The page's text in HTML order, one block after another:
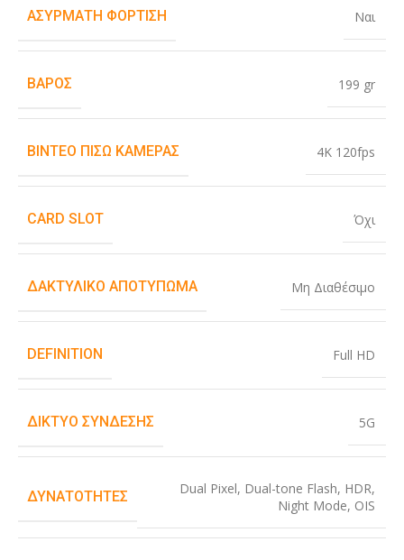
ΑΣΎΡΜΑΤΗ ΦΌΡΤΙΣΗ Ναι
ΒΆΡΟΣ 199 gr
ΒΊΝΤΕΟ ΠΊΣΩ ΚΆΜΕΡΑΣ 4K 120fps
CARD SLOT Όχι
ΔΑΚΤΥΛΙΚΌ ΑΠΟΤΎΠΩΜΑ Μη Διαθέσιμο
DEFINITION Full HD
ΔΊΚΤΥΟ ΣΎΝΔΕΣΗΣ 5G
ΔΥΝΑΤΌΤΗΤΕΣ Dual Pixel, Dual-tone Flash, HDR,
Night Mode, OIS